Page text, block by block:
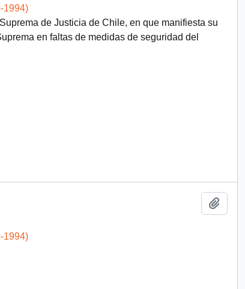
1994)
de Justicia de Chile, en que manifiesta su
en faltas de medidas de seguridad del
1994)